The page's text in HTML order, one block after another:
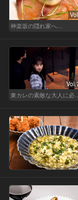
神楽坂の隠れ家へ…
東カレの素